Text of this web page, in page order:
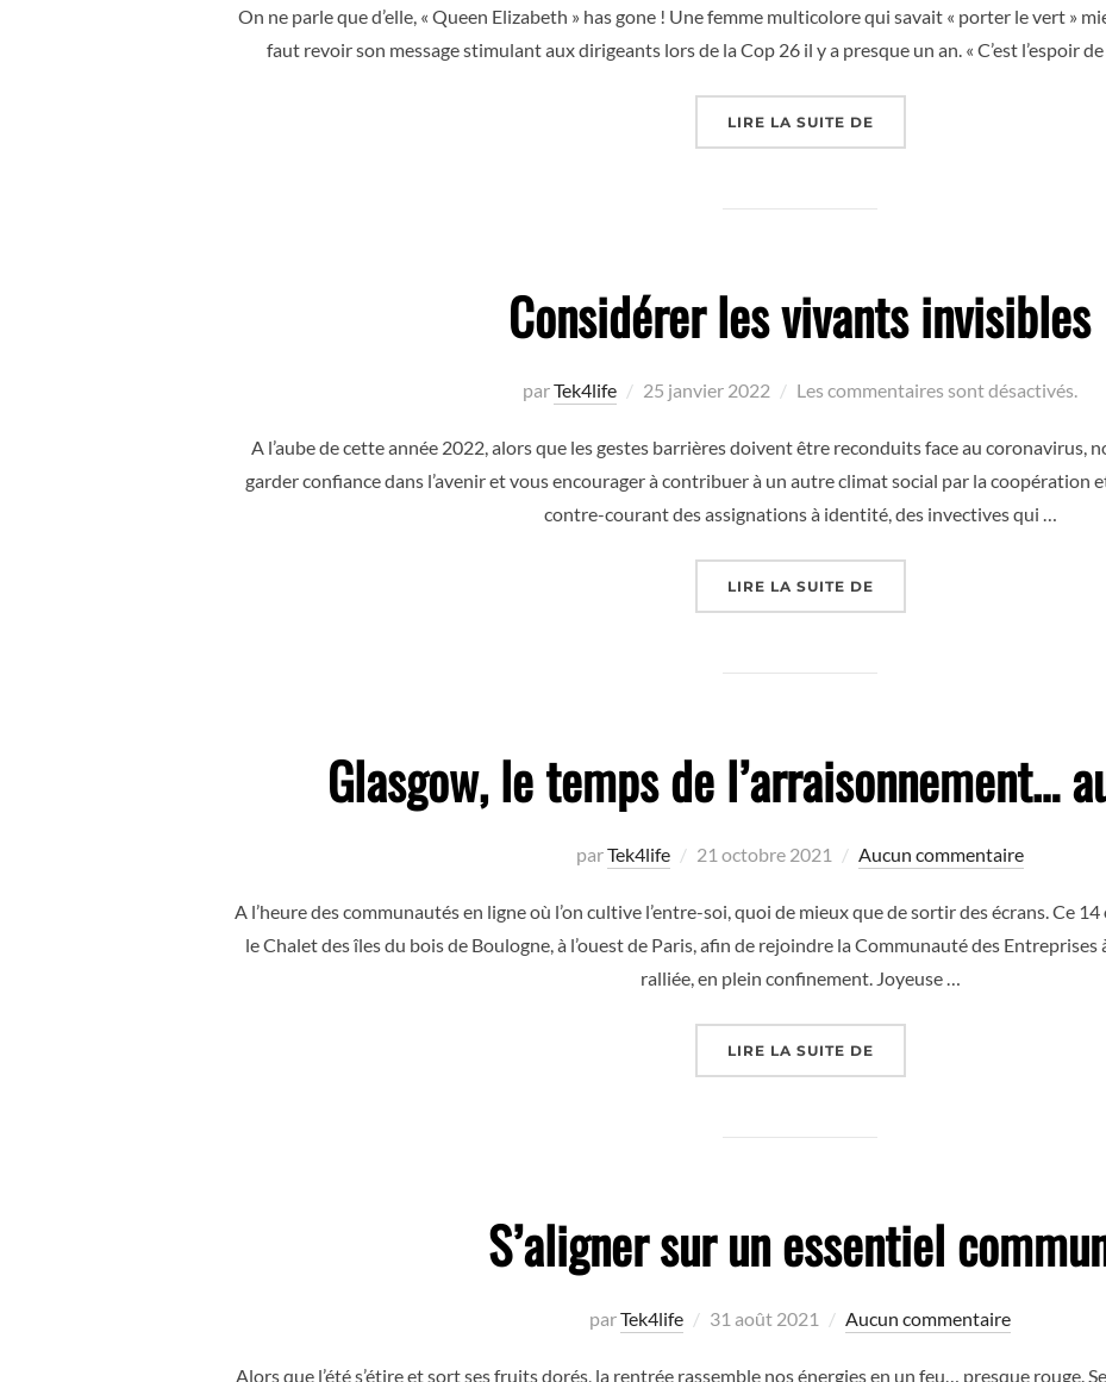
On ne parle que d’elle, « Queen Elizabeth » has gone ! Une femme multicolore qui savait « porter le vert »
faut revoir son message stimulant aux dirigeants lors de la Cop 26 il y a presque un an. « C’est l’espoir
LIRE LA SUITE DE« LE « MONDE D’APRÈS »
Considérer les vivants invisibles
parTek4life
Publié
25 janvier 2022 Les commentaires sont désactivés.
A l’aube de cette année 2022, alors que les gestes barrières doivent être reconduits face au coronavirus,
garder confiance dans l’avenir et vous encourager à contribuer à un autre climat social par la coopération
contre-courant des assignations à identité, des invectives qui …
LIRE LA SUITE DE« CONSIDÉRER LES
Glasgow, le temps de l’arraisonnement…
parTek4life
Publié
21 octobre 2021 Aucun commentaire
A l’heure des communautés en ligne où l’on cultive l’entre-soi, quoi de mieux que de sortir des écrans. Ce
le Chalet des îles du bois de Boulogne, à l’ouest de Paris, afin de rejoindre la Communauté des
ralliée, en plein confinement. Joyeuse …
LIRE LA SUITE DE« GLASGOW, LE TEMPS DE
S’aligner sur un essentiel
parTek4life
Publié
31 août 2021 Aucun commentaire
Alors que l’été s’étire et sort ses fruits dorés, la rentrée rassemble nos énergies en un feu… presque rouge.